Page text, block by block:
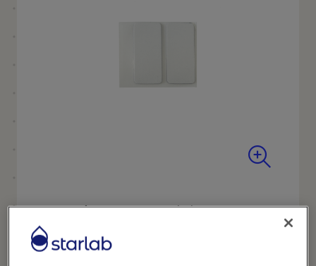
all'inizio
galleria
di
Nome prodotto
Nastro adesivo per supporto a
Cod.